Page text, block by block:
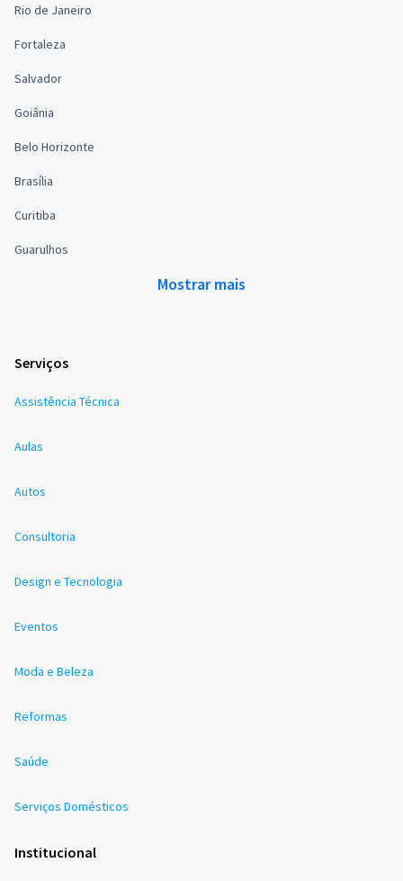
Rio de Janeiro
Fortaleza
Salvador
Goiânia
Belo Horizonte
Brasília
Curitiba
Guarulhos
Mostrar mais
Serviços
Assistência Técnica
Aulas
Autos
Consultoria
Design e Tecnologia
Eventos
Moda e Beleza
Reformas
Saúde
Serviços Domésticos
Institucional